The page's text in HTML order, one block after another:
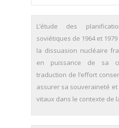
L’étude des
soviétiques de 1964 et
la dissuasion nucléaire
en puissance de sa
traduction de l’effort
assurer sa souveraineté
vitaux dans le contexte de